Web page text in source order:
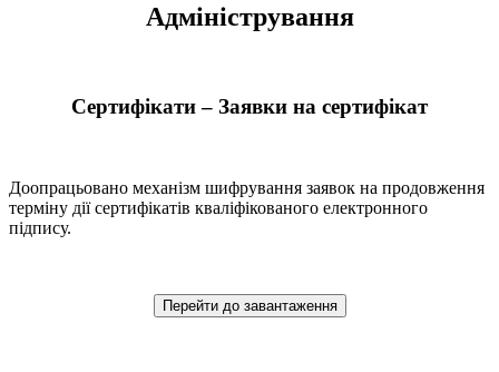
Адміністрування
Сертифікати – Заявки на сертифікат
Доопрацьовано механізм шифрування заявок на продовження
терміну дії сертифікатів кваліфікованого електронного
підпису.
Перейти до завантаження